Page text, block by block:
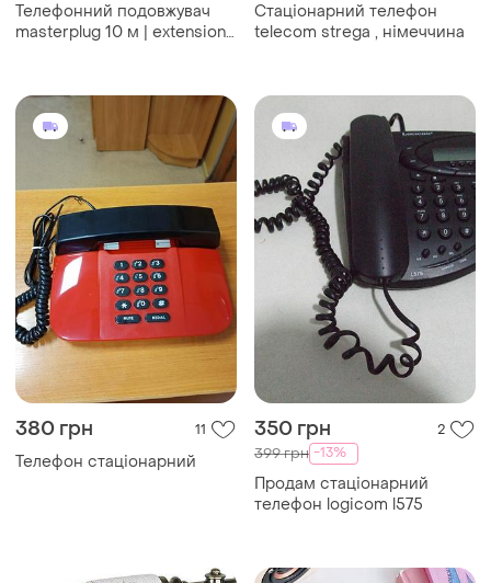
Телефонний подовжувач
masterplug 10 м | extension
Стаціонарний телефон
telecom strega , німеччина
380 грн 11
Телефон стаціонарний
350 грн 2
399 грн -13%
Продам стаціонарний
телефон logicom l575